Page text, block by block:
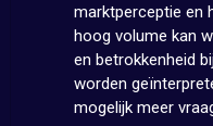
marktperceptie en
hoog volume kan
en betrokkenheid
worden
mogelijk meer